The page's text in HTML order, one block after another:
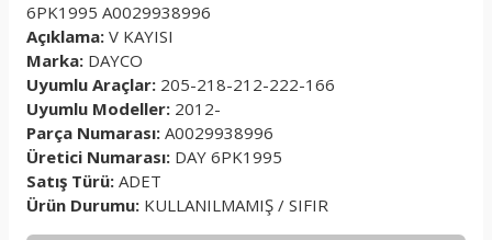
6PK1995 A0029938996
Açıklama: V KAYISI
Marka: DAYCO
Uyumlu Araçlar: 205-218-212-222-166
Uyumlu Modeller: 2012-
Parça Numarası: A0029938996
Üretici Numarası: DAY 6PK1995
Satış Türü: ADET
Ürün Durumu: KULLANILMAMIŞ / SIFIR